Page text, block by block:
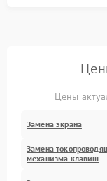
Цены
Замена экрана
Замена
механизма клавиш